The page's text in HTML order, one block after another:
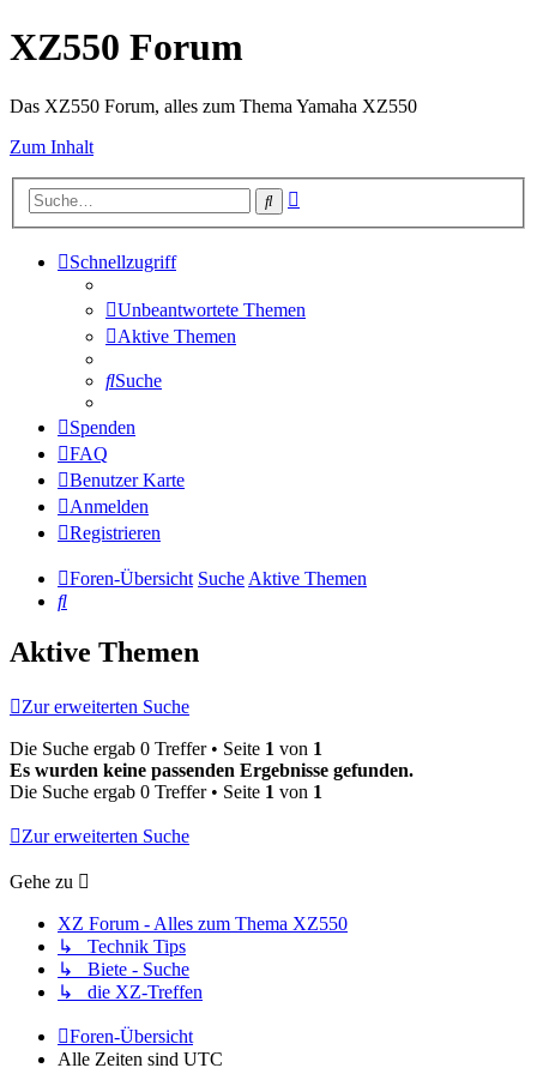
XZ550 Forum
Das XZ550 Forum, alles zum Thema Yamaha XZ550
Zum Inhalt
Suche
Schnellzugriff
Unbeantwortete Themen
Aktive Themen
Suche
Spenden
FAQ
Benutzer Karte
Anmelden
Registrieren
Foren-Übersicht SucheAktive Themen
Suche
Aktive Themen
Zur erweiterten Suche
Die Suche ergab 0 Treffer • Seite 1 von 1
Es wurden keine passenden Ergebnisse gefunden.
Die Suche ergab 0 Treffer • Seite 1 von 1
Zur erweiterten Suche
Gehe zu
XZ Forum - Alles zum Thema XZ550
↳ Technik Tips
↳ Biete - Suche
↳ die XZ-Treffen
Foren-Übersicht
Alle Zeiten sind UTC